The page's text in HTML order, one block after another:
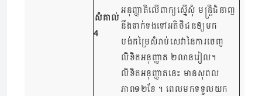
សំគាល់
4
អនុញ្ញាតិលើពាក្យស្នើសុំ មន្ត្រីជំនាញ
នឹងទាក់ទងទៅអតិថិជនឲ្យមក
បង់កម្រៃសំរាប់សេវានៃការចេញ
លិខិតអនុញ្ញាត ២លានរៀល។
លិខិតអនុញ្ញាតនេះ មានសុពល
ភាព១២ខែ ។ ពេលមកទទួលយក